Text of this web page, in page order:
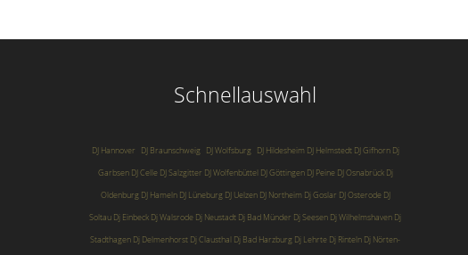
Schnellauswahl
DJ Hannover DJ Braunschweig DJ Wolfsburg DJ Hildesheim DJ Helmstedt DJ Gifhorn Dj
Garbsen DJ Celle DJ Salzgitter DJ Wolfenbüttel DJ Göttingen DJ Peine DJ Osnabrück Dj
Oldenburg DJ Hameln DJ Lüneburg DJ Uelzen DJ Northeim Dj Goslar DJ Osterode DJ
Soltau Dj Einbeck Dj Walsrode Dj Neustadt Dj Bad Münder Dj Seesen Dj Wilhelmshaven Dj
Stadthagen Dj Delmenhorst Dj Clausthal Dj Bad Harzburg Dj Lehrte Dj Rinteln Dj Nörten-